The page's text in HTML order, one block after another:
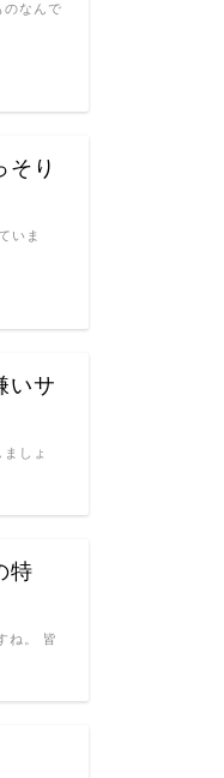
のなんで
そり
いま
いサ
しょ
特
ね。 皆